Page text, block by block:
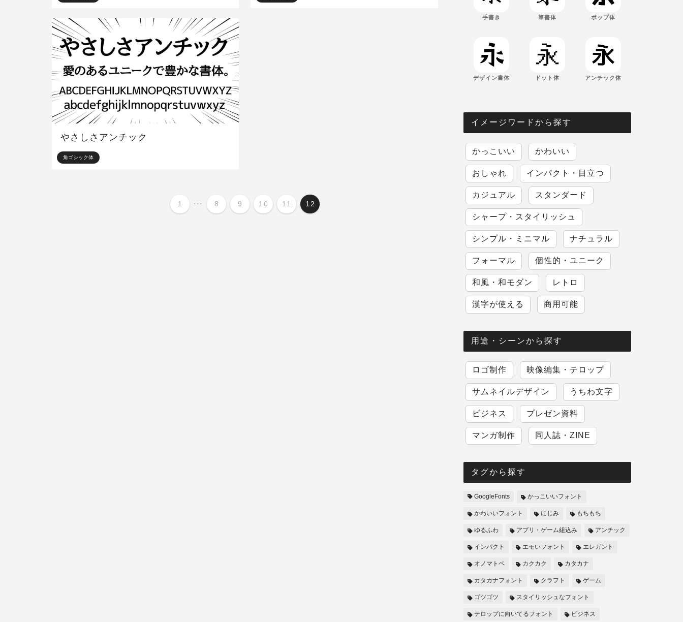
角ゴシック体
やさしさアンチック
1 ... 8 9 10 11 12
手書き 筆書体 ポップ体
デザイン書体 ドット体 アンチック体
イメージワードから探す
かっこいい かわいい
おしゃれ インパクト・目立つ
カジュアル スタンダード
シャープ・スタイリッシュ
シンプル・ミニマル ナチュラル
フォーマル 個性的・ユニーク
和風・和モダン レトロ
漢字が使える 商用可能
用途・シーンから探す
ロゴ制作 映像編集・テロップ
サムネイルデザイン うちわ文字
ビジネス プレゼン資料
マンガ制作 同人誌・ZINE
タグから探す
GoogleFonts かっこいいフォント
かわいいフォント にじみ もちもち
ゆるふわ アプリ・ゲーム組込み アンチック
インパクト エモいフォント エレガント
オノマトペ カクカク カタカナ
カタカナフォント クラフト ゲーム
ゴツゴツ スタイリッシュなフォント
テロップに向いてるフォント ビジネス